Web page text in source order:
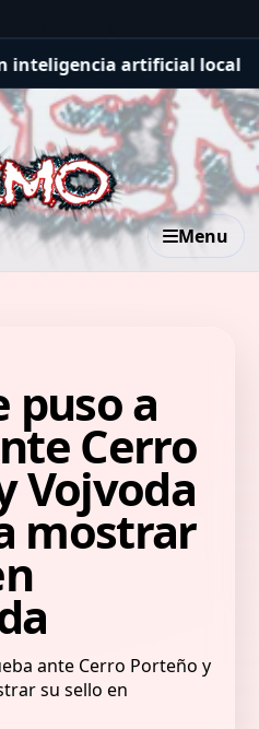
artificial localiza los
Menu
puso a
Cerro
Vojvoda
mostrar